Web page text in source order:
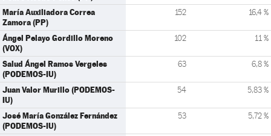
María Auxiliadora Correa
Zamora (PP)
152 16,4 %
Ángel Pelayo Gordillo Moreno
(VOX)
102 11 %
Salud Ángel Ramos Vergeles
(PODEMOS-IU)
63 6,8 %
Juan Valor Murillo (PODEMOS-
IU)
54 5,83 %
José María González Fernández
(PODEMOS-IU)
53 5,72 %